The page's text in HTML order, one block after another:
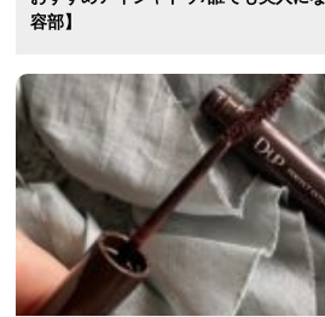
容部】